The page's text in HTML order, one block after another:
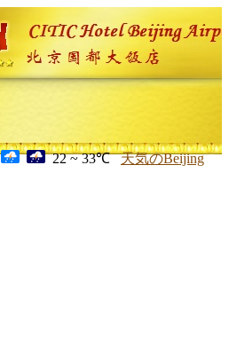
22 ~ 33℃ 天気のBeijing